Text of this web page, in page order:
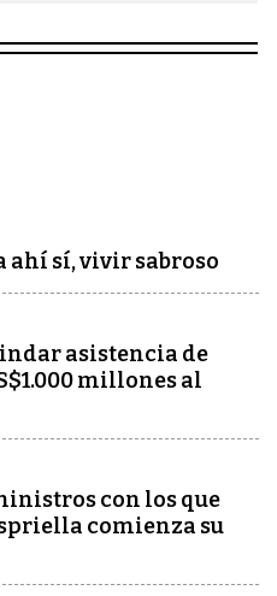
ahí sí, vivir sabroso
asistencia de
millones al
con los que
comienza su